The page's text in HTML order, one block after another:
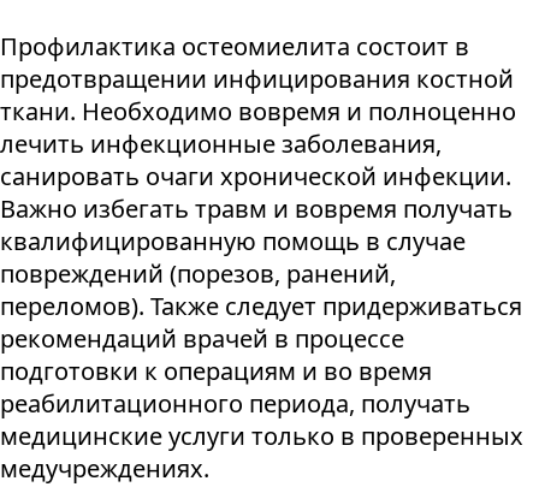
Профилактика остеомиелита состоит в
предотвращении инфицирования костной
ткани. Необходимо вовремя и полноценно
лечить инфекционные заболевания,
санировать очаги хронической инфекции.
Важно избегать травм и вовремя получать
квалифицированную помощь в случае
повреждений (порезов, ранений,
переломов). Также следует придерживаться
рекомендаций врачей в процессе
подготовки к операциям и во время
реабилитационного периода, получать
медицинские услуги только в проверенных
медучреждениях.